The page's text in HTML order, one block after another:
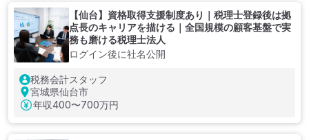
【仙台】資格取得支援制度あり｜税理士登録後は拠
点長のキャリアを描ける｜全国規模の顧客基盤で実
務も磨ける税理士法人
ログイン後に社名公開
税務会計スタッフ
宮城県仙台市
年収400〜700万円